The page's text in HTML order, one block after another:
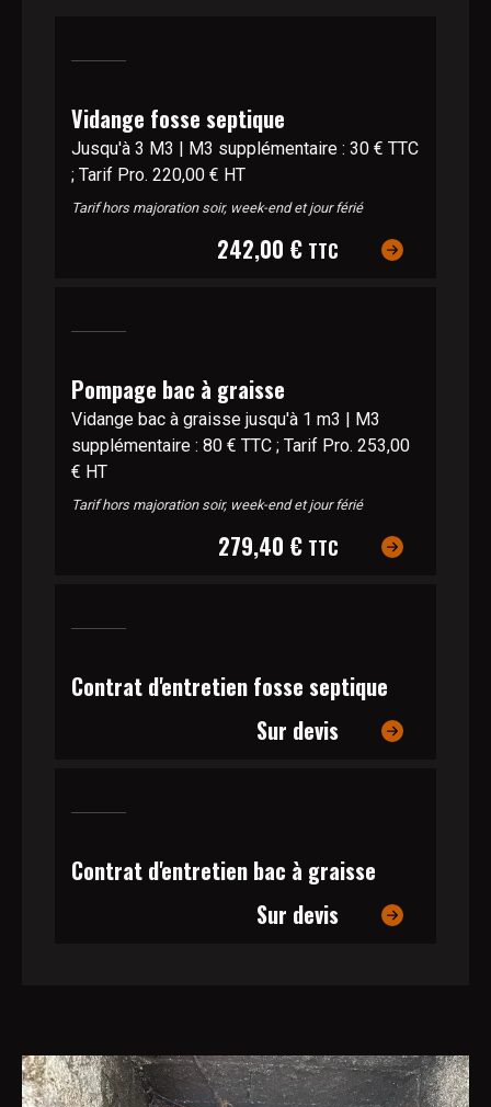
Vidange fosse septique
Jusqu'à 3 M3 | M3 supplémentaire : 30 € TTC
; Tarif Pro. 220,00 € HT
Tarif hors majoration soir, week-end et jour férié
242,00 € TTC
Pompage bac à graisse
Vidange bac à graisse jusqu'à 1 m3 | M3
supplémentaire : 80 € TTC ; Tarif Pro. 253,00
€ HT
Tarif hors majoration soir, week-end et jour férié
279,40 € TTC
Contrat d'entretien fosse septique
Sur devis
Contrat d'entretien bac à graisse
Sur devis